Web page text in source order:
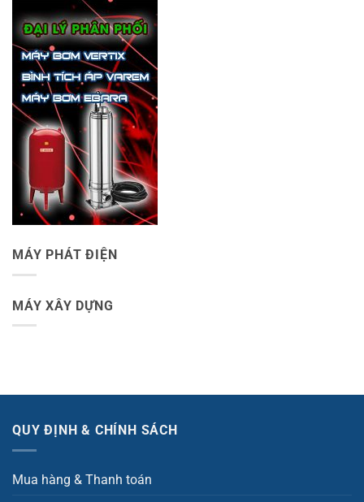
MÁY PHÁT ĐIỆN
MÁY XÂY DỰNG
QUY ĐỊNH & CHÍNH SÁCH
Mua hàng & Thanh toán